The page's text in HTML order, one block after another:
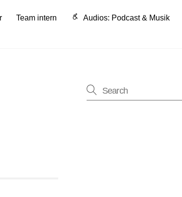
Team intern Audios: Podcast & Musik